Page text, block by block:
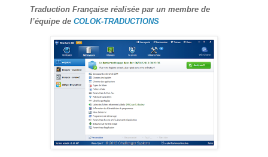
Traduction Française réalisée par un membre de
l’équipe de COLOK-TRADUCTIONS